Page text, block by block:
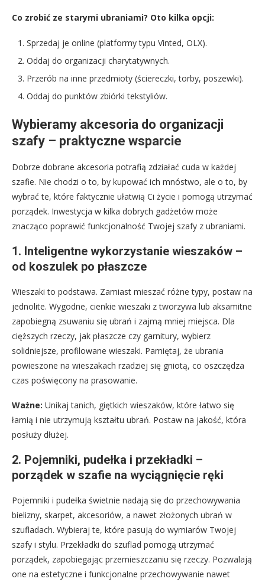
Co zrobić ze starymi ubraniami? Oto kilka opcji:
Sprzedaj je online (platformy typu Vinted, OLX).
Oddaj do organizacji charytatywnych.
Przerób na inne przedmioty (ściereczki, torby, poszewki).
Oddaj do punktów zbiórki tekstyliów.
Wybieramy akcesoria do organizacji
szafy – praktyczne wsparcie
Dobrze dobrane akcesoria potrafią zdziałać cuda w każdej
szafie. Nie chodzi o to, by kupować ich mnóstwo, ale o to, by
wybrać te, które faktycznie ułatwią Ci życie i pomogą utrzymać
porządek. Inwestycja w kilka dobrych gadżetów może
znacząco poprawić funkcjonalność Twojej szafy z ubraniami.
1. Inteligentne wykorzystanie wieszaków –
od koszulek po płaszcze
Wieszaki to podstawa. Zamiast mieszać różne typy, postaw na
jednolite. Wygodne, cienkie wieszaki z tworzywa lub aksamitne
zapobiegną zsuwaniu się ubrań i zajmą mniej miejsca. Dla
cięższych rzeczy, jak płaszcze czy garnitury, wybierz
solidniejsze, profilowane wieszaki. Pamiętaj, że ubrania
powieszone na wieszakach rzadziej się gniotą, co oszczędza
czas poświęcony na prasowanie.
Ważne: Unikaj tanich, giętkich wieszaków, które łatwo się
łamią i nie utrzymują kształtu ubrań. Postaw na jakość, która
posłuży dłużej.
2. Pojemniki, pudełka i przekładki –
porządek w szafie na wyciągnięcie ręki
Pojemniki i pudełka świetnie nadają się do przechowywania
bielizny, skarpet, akcesoriów, a nawet złożonych ubrań w
szufladach. Wybieraj te, które pasują do wymiarów Twojej
szafy i stylu. Przekładki do szuflad pomogą utrzymać
porządek, zapobiegając przemieszczaniu się rzeczy. Pozwalają
one na estetyczne i funkcjonalne przechowywanie nawet